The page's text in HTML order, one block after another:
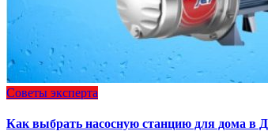
Советы эксперта
Как выбрать насосную станцию для дома в